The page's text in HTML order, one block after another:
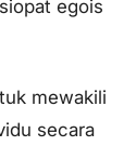
egois
mewakili
secara